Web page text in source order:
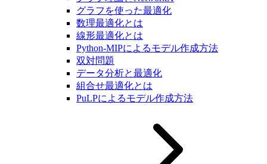
グラフを使った最適化
数理最適化とは
線形最適化とは
Python-MIPによるモデル作成方法
双対問題
データ分析と最適化
組合せ最適化とは
PuLPによるモデル作成方法